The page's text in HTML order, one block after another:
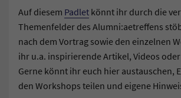
Auf diesem Padlet könnt ihr durch die
Themenfelder des Alumni:aetreffens
nach dem Vortrag sowie den einzelnen
ihr u.a. inspirierende Artikel, Videos
Gerne könnt ihr euch hier austauschen,
den Workshops teilen und eigene